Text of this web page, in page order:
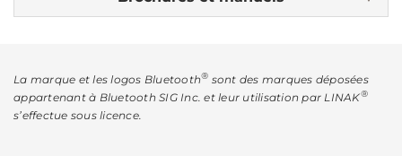
La marque et les logos Bluetooth® sont des marques déposées
appartenant à Bluetooth SIG Inc. et leur utilisation par LINAK®
s’effectue sous licence.